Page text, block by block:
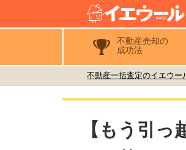
不動産売却の
成功法
不動産一括査定のイエウー
【もう引